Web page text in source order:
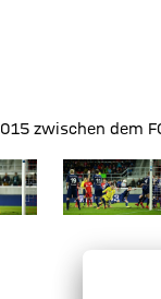
zwischen dem
Größe
Zeige in